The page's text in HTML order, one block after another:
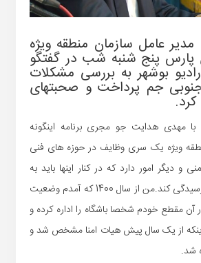
عامل سازمان منطقه ویژه
پارس پنج شنبه شب در گفتگو
رادیو بوشهر به بررسی مشکلات
جم پرداخت و صحبتهای
مهدی هدایت جو مجری برنامه اینگونه
ویژه یک سری وظایف در حوزه های فنی
و دیگر امور دارد که در کنار اینها باید به
امورات اجتماعی نیز رسیدگی کند.من از سال 1400 که آمدم وضعیت
آن مقطع خودم شخصا باشگاه را اداره کرده و
از یک سال پیش هیات امنا مشخص شد و
شد.